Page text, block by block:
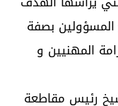
بصفة
المهنيين و
رئيس مقاطعة